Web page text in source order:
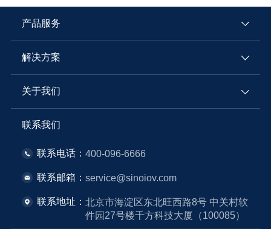
产品服务
解决方案
关于我们
联系我们
联系电话： 400-096-6666
联系邮箱： service@sinoiov.com
联系地址： 北京市海淀区东北旺西路8号 中关村软
件园27号楼千方科技大厦（100085）